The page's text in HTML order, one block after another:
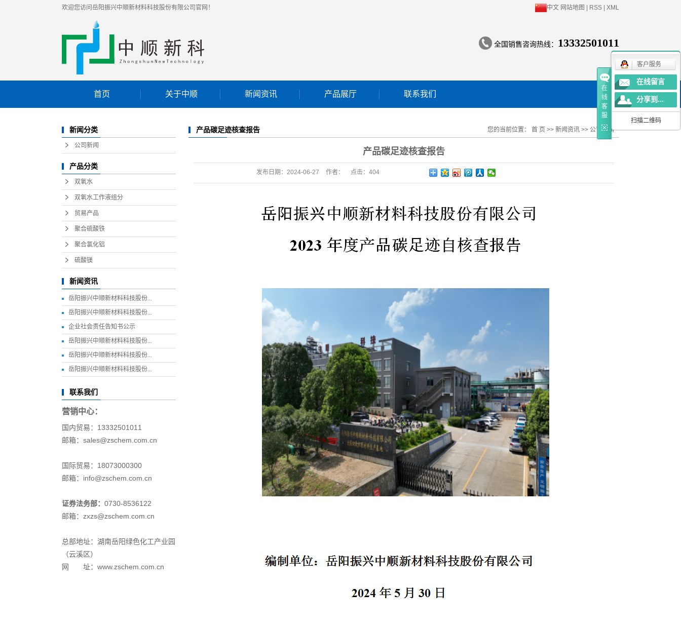
欢迎您访问岳阳振兴中顺新材料科技股份有限公司官网！ 中文 网站地图 RSS XML
全国销售咨询热线： 13332501011
首页 关于中顺 新闻资讯 产品展厅
硫酸镁
联系我们
新闻分类
公司新闻
产品分类
双氧水
双氧水工作液组分
贸易产品
聚合硫酸铁
聚合氯化铝
硫酸镁
新闻资讯
岳阳振兴中顺新材料科技股份...
岳阳振兴中顺新材料科技股份...
企业社会责任告知书公示
岳阳振兴中顺新材料科技股份...
岳阳振兴中顺新材料科技股份...
岳阳振兴中顺新材料科技股份...
联系我们
营销中心：
国内贸易：13332501011
邮箱：sales@zschem.com.cn
国际贸易：18073000300
邮箱：info@zschem.com.cn
证券法务部： 0730-8536122
邮箱：zxzs@zschem.com.cn
总部地址：湖南岳阳绿色化工产业园
（云溪区）
网 址：www.zschem.com.cn
产品碳足迹核查报告 您的当前位置： 首 页 >> 新闻资讯 >> 公司新闻
产品碳足迹核查报告
发布日期： 2024-06-27 作者： 点击： 404
在
线
客
服
客户服务
在线留言
分享到...
扫描二维码